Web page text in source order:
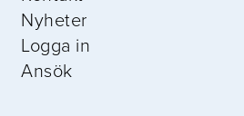
Nyheter
Logga in
Ansök